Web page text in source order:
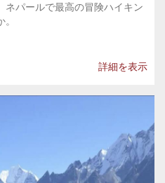
ネパールで最高の冒険ハイキン
詳細を表示